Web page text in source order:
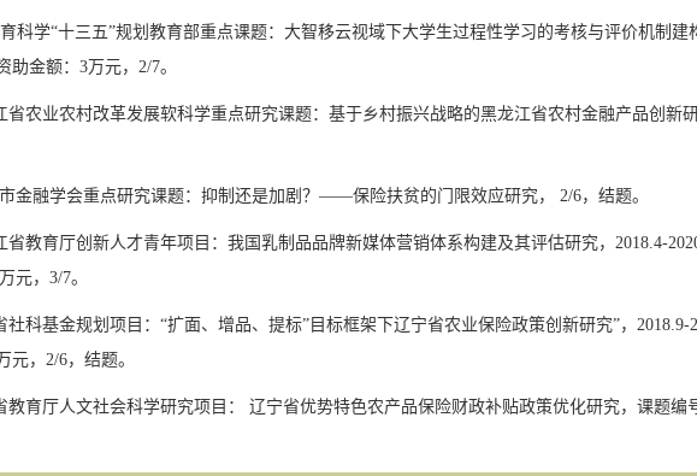
科学“十三五”规划教育部重点课题：大智移云视域下大学生过程性学习的考核与评价机制建
助金额： 3万元， 2/7。
省农业农村改革发展软科学重点研究课题：基于乡村振兴战略的黑龙江省农村金融产品创新研
金融学会重点研究课题：抑制还是加剧？ ——保险扶贫的门限效应研究， 2/6，结题。
省教育厅创新人才青年项目：我国乳制品品牌新媒体营销体系构建及其评估研究， 2018.4-
万元， 3/7。
社科基金规划项目： “扩面、增品、提标” 目标框架下辽宁省农业保险政策创新研究”， 2018.9-
元， 2/6，结题。
教育厅人文社会科学研究项目： 辽宁省优势特色农产品保险财政补贴政策优化研究，课题编